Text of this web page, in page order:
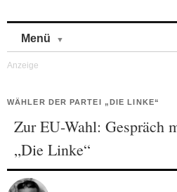
Menü
WÄHLER DER PARTEI „DIE LINKE“
Zur EU-Wahl: Gespräch
„Die Linke“